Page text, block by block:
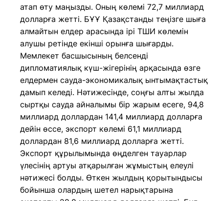
атап өту маңызды. Оның көлемі 72,7 миллиард
долларға жетті. БҰҰ Қазақстанды теңізге шыға
алмайтын елдер арасында ірі ТШИ көлемін
алушы ретінде екінші орынға шығарды.
Мемлекет басшысының белсенді
дипломатиялық күш-жігерінің арқасында өзге
елдермен сауда-экономикалық ынтымақтастық
дамып келеді. Нәтижесінде, соңғы алты жылда
сыртқы сауда айналымы бір жарым есеге, 94,8
миллиард доллардан 141,4 миллиард долларға
дейін өссе, экспорт көлемі 61,1 миллиард
доллардан 81,6 миллиард долларға жетті.
Экспорт құрылымында өңделген тауарлар
үлесінің артуы атқарылған жұмыстың елеулі
нәтижесі болды. Өткен жылдың қорытындысы
бойынша олардың шетел нарықтарына